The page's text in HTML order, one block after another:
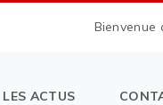
Bienvenue
LES ACTUS